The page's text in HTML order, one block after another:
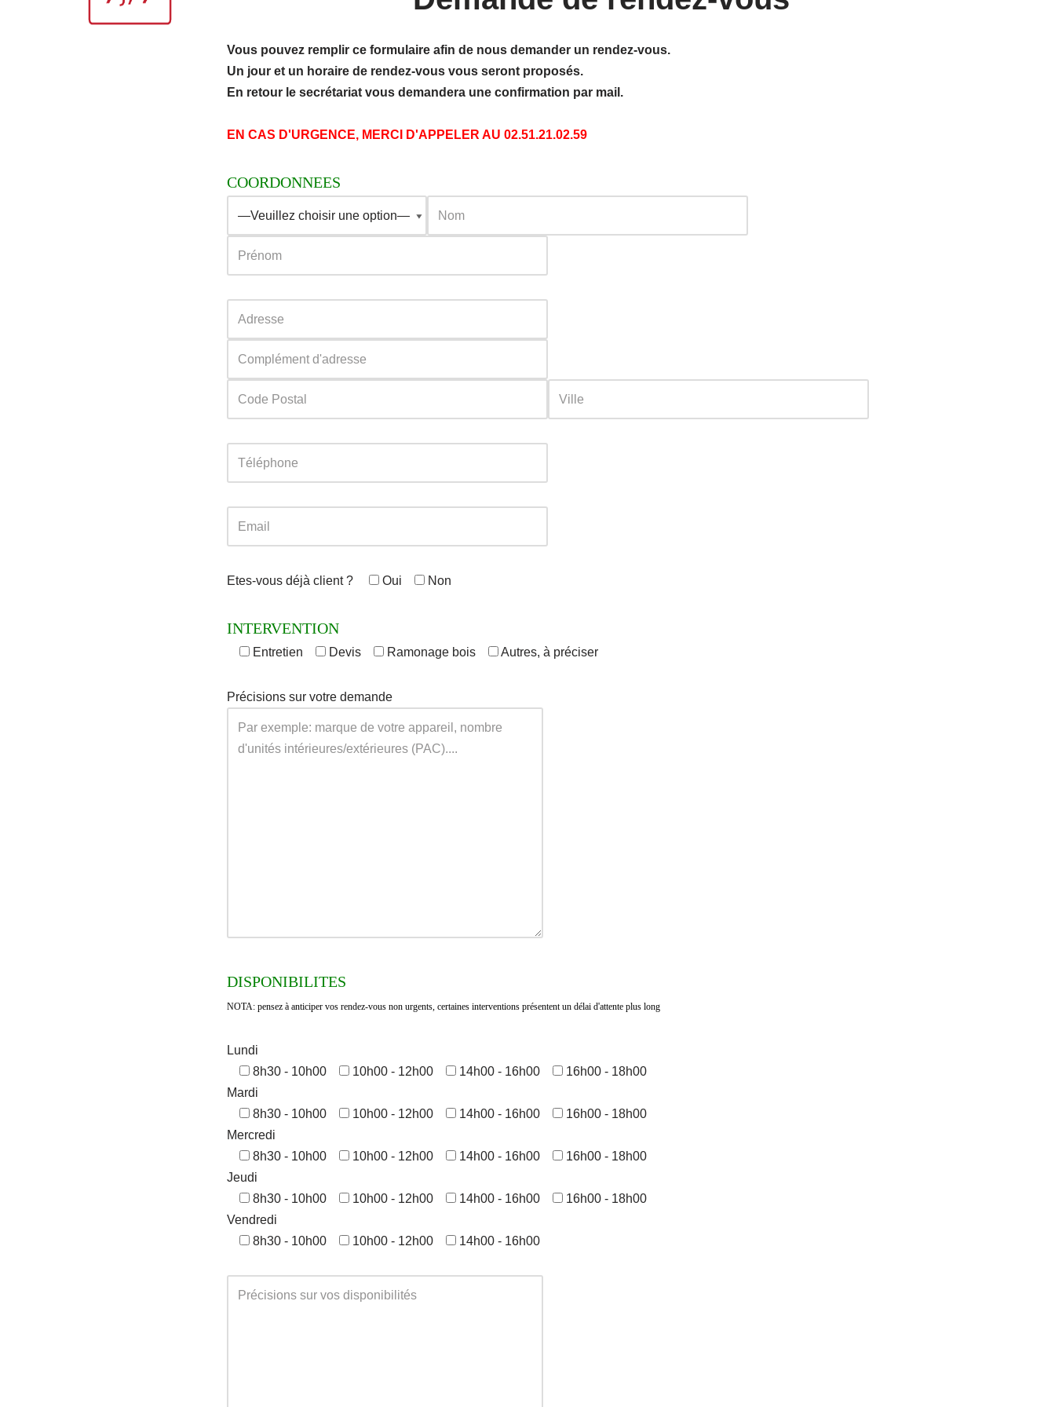
Vous pouvez remplir ce formulaire afin de nous demander un rendez-vous.
Un jour et un horaire de rendez-vous vous seront proposés.
En retour le secrétariat vous demandera une confirmation par mail.
EN CAS D'URGENCE, MERCI D'APPELER AU 02.51.21.02.59
COORDONNEES
Etes-vous déjà client ? Oui Non
INTERVENTION
Entretien Devis Ramonage bois Autres, à préciser
Précisions sur votre demande
DISPONIBILITES
NOTA: pensez à anticiper vos rendez-vous non urgents, certaines interventions présentent un délai d'attente plus long
Lundi
8h30 - 10h00
10h00 - 12h00 14h00 - 16h00
16h00 - 18h00
Mardi
8h30 - 10h00
10h00 - 12h00 14h00 - 16h00
16h00 - 18h00
Mercredi
8h30 - 10h00
10h00 - 12h00 14h00 - 16h00
16h00 - 18h00
Jeudi
8h30 - 10h00
10h00 - 12h00 14h00 - 16h00
16h00 - 18h00
Vendredi
8h30 - 10h00
10h00 - 12h00 14h00 - 16h00